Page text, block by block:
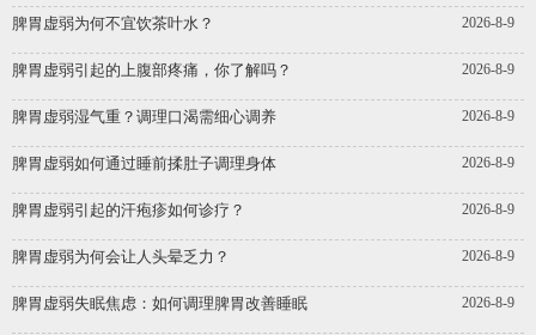
2026-8-9
脾胃虚弱为何不宜饮茶叶水？
2026-8-9
脾胃虚弱引起的上腹部疼痛，你了解吗？
2026-8-9
脾胃虚弱湿气重？调理口渴需细心调养
2026-8-9
脾胃虚弱如何通过睡前揉肚子调理身体
2026-8-9
脾胃虚弱引起的汗疱疹如何诊疗？
2026-8-9
脾胃虚弱为何会让人头晕乏力？
2026-8-9
脾胃虚弱失眠焦虑：如何调理脾胃改善睡眠